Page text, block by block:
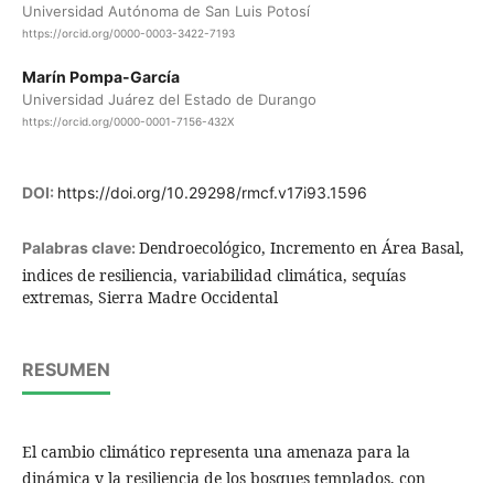
Universidad Autónoma de San Luis Potosí
https://orcid.org/0000-0003-3422-7193
Marín Pompa-García
Universidad Juárez del Estado de Durango
https://orcid.org/0000-0001-7156-432X
DOI: https://doi.org/10.29298/rmcf.v17i93.1596
Palabras clave: Dendroecológico, Incremento en Área Basal,
indices de resiliencia, variabilidad climática, sequías
extremas, Sierra Madre Occidental
RESUMEN
El cambio climático representa una amenaza para la
dinámica y la resiliencia de los bosques templados, con